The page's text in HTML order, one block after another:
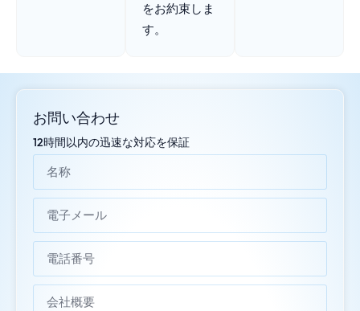
をお約束しま
す。
お問い合わせ
12時間以内の迅速な対応を保証